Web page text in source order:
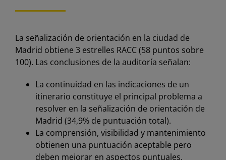
La señalización de orientación en la ciudad de
Madrid obtiene 3 estrelles RACC (58 puntos sobre
100). Las conclusiones de la auditoría señalan:
La continuidad en las indicaciones de un
itinerario constituye el principal problema a
resolver en la señalización de orientación de
Madrid (34,9% de puntuación total).
La comprensión, visibilidad y mantenimiento
obtienen una puntuación aceptable pero
deben mejorar en aspectos puntuales.